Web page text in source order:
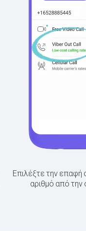
Επιλέξτε την επαφή
αριθμό από